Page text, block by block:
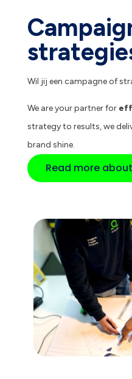
Wil jij een campagne of
We are your partner for
strategy to results, we
brand shine.
Read more